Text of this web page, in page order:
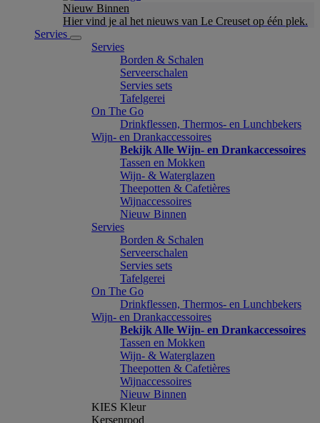
Nieuw Binnen
Hier vind je al het nieuws van Le Creuset op één plek.
Servies
Servies
Borden & Schalen
Serveerschalen
Servies sets
Tafelgerei
On The Go
Drinkflessen, Thermos- en Lunchbekers
Wijn- en Drankaccessoires
Bekijk Alle Wijn- en Drankaccessoires
Tassen en Mokken
Wijn- & Waterglazen
Theepotten & Cafetières
Wijnaccessoires
Nieuw Binnen
Servies
Borden & Schalen
Serveerschalen
Servies sets
Tafelgerei
On The Go
Drinkflessen, Thermos- en Lunchbekers
Wijn- en Drankaccessoires
Bekijk Alle Wijn- en Drankaccessoires
Tassen en Mokken
Wijn- & Waterglazen
Theepotten & Cafetières
Wijnaccessoires
Nieuw Binnen
KIES Kleur
Kersenrood